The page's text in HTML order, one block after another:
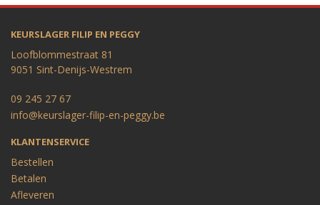
KEURSLAGER FILIP EN PEGGY
Loofblommestraat 81
9051 Sint-Denijs-Westrem
09 245 27 67
info@keurslager-filip-en-peggy.be
KLANTENSERVICE
Bestellen
Betalen
Afleveren